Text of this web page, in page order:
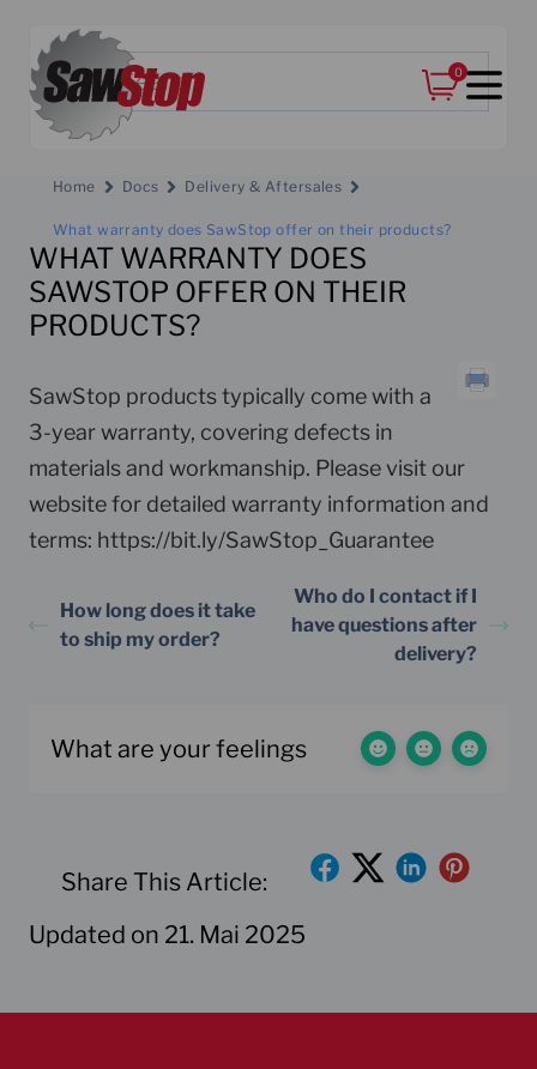
0
Home Docs Delivery & Aftersales
What warranty does SawStop offer on their products?
WHAT WARRANTY DOES
SAWSTOP OFFER ON THEIR
PRODUCTS?
SawStop products typically come with a
3-year warranty, covering defects in
materials and workmanship. Please visit our
website for detailed warranty information and
terms: https://bit.ly/SawStop_Guarantee
How long does it take
to ship my order?
Who do I contact if I
have questions after
delivery?
What are your feelings
Share This Article:
Updated on 21. Mai 2025